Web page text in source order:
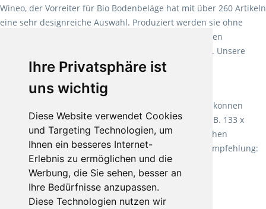
Ihre Privatsphäre ist
uns wichtig
Diese Website verwendet Cookies
und Targeting Technologien, um
Ihnen ein besseres Internet-
Erlebnis zu ermöglichen und die
Werbung, die Sie sehen, besser an
Ihre Bedürfnisse anzupassen.
Diese Technologien nutzen wir
Wineo, der Vorreiter für Bio Bodenbeläge hat mit über 260 Artikeln
eine sehr designreiche Auswahl. Produziert werden sie ohne
Weichmacher und Lösungsmittel. Mit allen verfügbaren
Verlegearten ist er für jegliche Bauvorhaben attraktiv. Unsere
Empfehlung:Wineo 1000 Multi Layer XXL.
Teppiche für ein angenehmes Laufgefühl
machen es schon lange vor. Sie können
Teppich in Ihrem gewünschten Sondermaß kaufen, z.B. 133 x
60cm. Vor allem in Schlafzimmern aufgrund der weichen
Oberfläche ein sehr beliebter Zusatzboden. Unsere Empfehlung:
Fletco Fluffy und Fletco Hermelin